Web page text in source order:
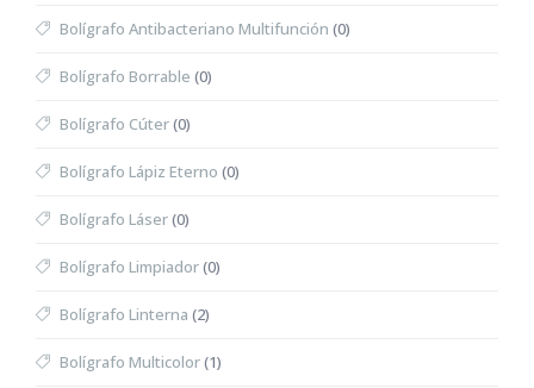
Bolígrafo Antibacteriano Multifunción (0)
Bolígrafo Borrable (0)
Bolígrafo Cúter(0)
Bolígrafo Lápiz Eterno (0)
Bolígrafo Láser(0)
Bolígrafo Limpiador(0)
Bolígrafo Linterna (2)
Bolígrafo Multicolor(1)